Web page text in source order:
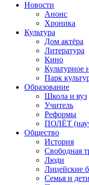
Новости
Анонс
Хроника
Культура
Дом актёра
Литература
Кино
Культурное
Парк
Образование
Школа и вуз
Учитель
Реформы
ПОЛЁТ
Общество
История
Свободная
Люди
Лицейские
Семья и дети